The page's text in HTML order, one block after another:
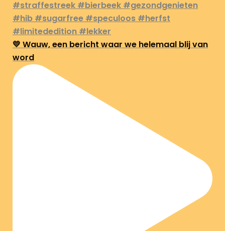
💛 Wauw, een bericht waar we helemaal blij van
word